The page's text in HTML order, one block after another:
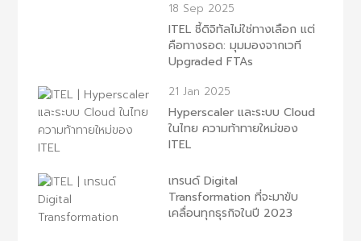
18 Sep 2025
ITEL ชี้ดิจิทัลไม่ใช่ทางเลือก แต่
คือทางรอด: มุมมองจากเวที
Upgraded FTAs
21 Jan 2025
Hyperscaler และระบบ Cloud
ในไทย ความท้าทายใหม่ของ
ITEL
เทรนด์ Digital
Transformation ที่จะมาขับ
เคลื่อนทุกธุรกิจในปี 2023